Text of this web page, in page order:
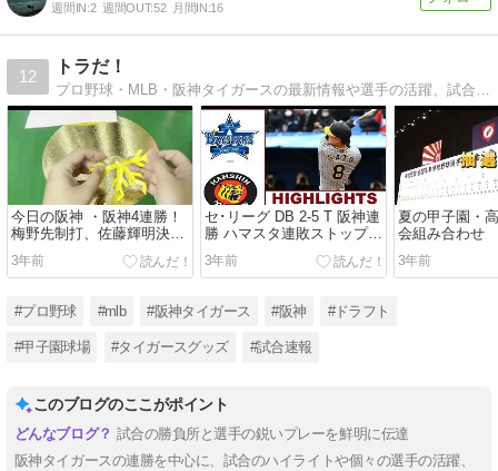
週間IN:2 週間OUT:52 月間IN:16
12
トラだ！
プロ野球・MLB・阪神タイガースの最新情報や選手の活躍、試合結果などを網羅した情報源です。チームの動向や歴史、ファン交流イベント情報も満載のアンテナブログです。
今日の阪神 ・阪神4連勝！
梅野先制打、佐藤輝明決勝
2塁打！伊藤将司6回2失点6
勝目 DeNA3タテくらい4連
3年前
セ･リーグ DB 2-5 T 阪神連
勝 ハマスタ連敗ストップ
木浪勝ち越し打
3年前
夏の甲子園・
会組み合わせ
3年前
#プロ野球 #mlb #阪神タイガース #阪神 #ドラフト
#甲子園球場 #タイガースグッズ #試合速報
このブログのここがポイント
試合の勝負所と選手の鋭いプレーを鮮明に伝達
阪神タイガースの連勝を中心に、試合のハイライトや個々の選手の活躍、